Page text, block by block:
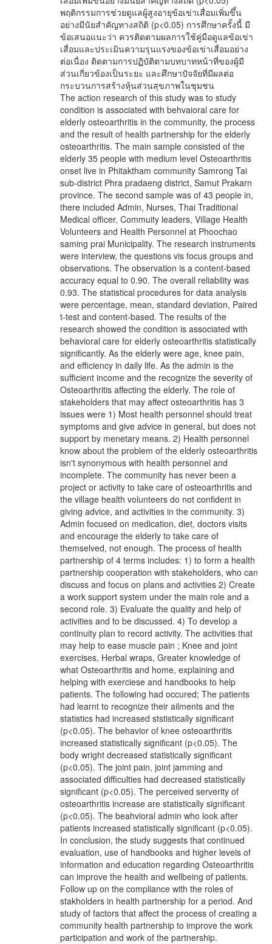
พฤติกรรมการช่วยดูแลผู้สูงอายุข้อเข่าเสื่อมเพิ่มขึ้น
อย่างมีนัยสำคัญทางสถิติ (p<0.05) การศึกษาครั้งนี้ มี
ข้อเสนอแนะว่า ควรติดตามผลการใช้คู่มือดูแลข้อเข่า
เสื่อมและประเมินความรุนแรงของข้อเข่าเสื่อมอย่าง
ต่อเนื่อง ติดตามการปฏิบัติตามบทบาทหน้าที่ของผู้มี
ส่วนเกี่ยวข้องเป็นระยะ และศึกษาปัจจัยที่มีผลต่อ
กระบวนการสร้างหุ้นส่วนสุขภาพในชุมชน
The action research of this study was to study
condition is associated with behvaioral care for
elderly osteoarthritis in the community, the process
and the result of health partnership for the elderly
osteoarthritis. The main sample consisted of the
elderly 35 people with medium level Osteoarthritis
onset live in Phitaktham community Samrong Tai
sub-district Phra pradaeng district, Samut Prakarn
province. The second sample was of 43 people in,
there included Admin, Nurses, Thai Traditional
Medical officer, Commuity leaders, Village Health
Volunteers and Health Personnel at Phoochao
saming prai Municipality. The research instruments
were interview, the questions vis focus groups and
observations. The observation is a content-based
accuracy equal to 0.90. The overall reliability was
0.93. The statistical procedures for data analysis
were percentage, mean, standard deviation, Paired
t-test and content-based. The results of the
research showed the condition is associated with
behavioral care for elderly osteoarthritis statistically
significantly. As the elderly were age, knee pain,
and efficiency in daily life. As the admin is the
sufficient income and the recognize the severity of
Osteoarthritis affecting the elderly. The role of
stakeholders that may affect osteoarthritis has 3
issues were 1) Most health personnel should treat
symptoms and give advice in general, but does not
support by menetary means. 2) Health personnel
know about the problem of the elderly osteoarthritis
isn't synonymous with health personnel and
incomplete. The community has never been a
project or activity to take care of osteoarthritis and
the village health volunteers do not confident in
giving advice, and activities in the community. 3)
Admin focused on medication, diet, doctors visits
and encourage the elderly to take care of
themselved, not enough. The process of health
partnership of 4 terms includes: 1) to form a health
partnership cooperation with stakeholders, who can
discuss and focus on plans and activities 2) Create
a work support system under the main role and a
second role. 3) Evaluate the quality and help of
activities and to be discussed. 4) To develop a
continuity plan to record activity. The activities that
may help to ease muscle pain ; Knee and joint
exercises, Herbal wraps, Greater knowledge of
what Osteoarthritis and home, explaining and
helping with exerciese and handbooks to help
patients. The following had occured; The patients
had learnt to recognize their ailments and the
statistics had increased ststistically significant
(p<0.05). The behavior of knee osteoarthritis
increased statistically significant (p<0.05). The
body wright decreased statistically significant
(p<0.05). The joint pain, joint jamming and
associated difficulties had decreased statistically
significant (p<0.05). The perceived serverity of
osteoarthritis increase are statistically significant
(p<0.05). The beahvioral admin who look after
patients increased statistically significant (p<0.05).
In conclusion, the study suggests that continued
evaluation, use of handbooks and higher levels of
information and education regarding Osteoarthritis
can improve the health and wellbeing of patients.
Follow up on the compliance with the roles of
stakholders in health partnership for a period. And
study of factors that affect the process of creating a
community health partnership to improve the work
participation and work of the partnership.